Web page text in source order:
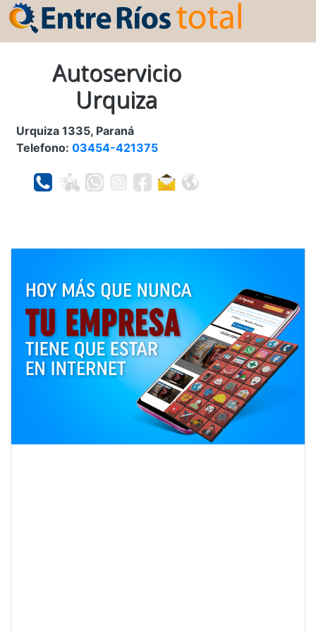
Autoservicio
Urquiza
Urquiza 1335, Paraná
Telefono: 03454-421375